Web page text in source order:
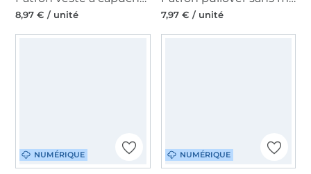
8,97 € / unité 7,97 € / unité
NUMÉRIQUE NUMÉRIQUE